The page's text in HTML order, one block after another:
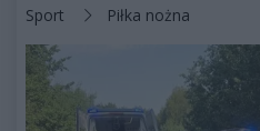
Kategorie artykułu:
Sport Piłka nożna